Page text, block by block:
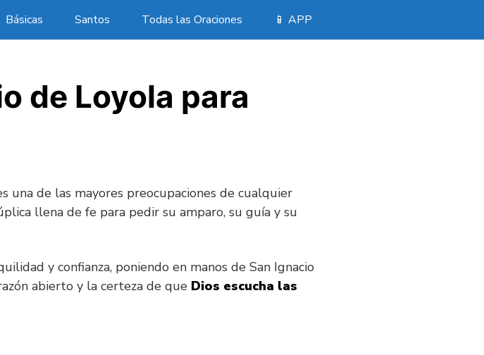
Básicas Santos Todas las Oraciones 📱 APP
de Loyola para
una de las mayores preocupaciones de cualquier
llena de fe para pedir su amparo, su guía y su
y confianza, poniendo en manos de San Ignacio
abierto y la certeza de que Dios escucha las